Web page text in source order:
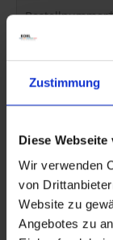
Zustimmung
Diese
Wir verwenden
von
Website zu
Angebotes zu
Die mit einem *